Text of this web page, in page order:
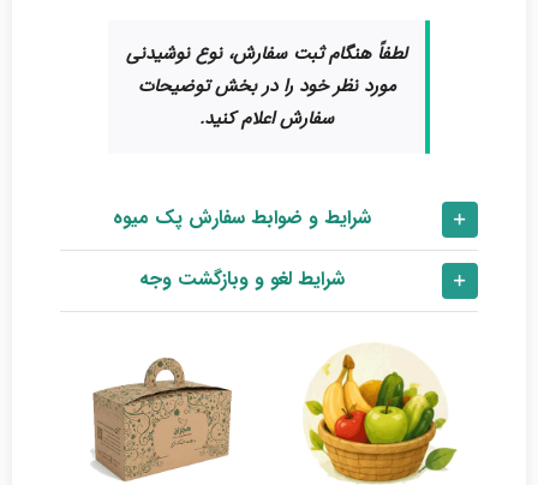
لطفاً هنگام ثبت سفارش، نوع نوشیدنی
مورد نظر خود را در بخش توضیحات
سفارش اعلام کنید.
شرایط و ضوابط سفارش پک میوه
شرایط لغو و وبازگشت وجه